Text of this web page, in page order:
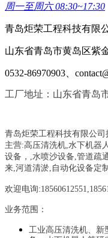
周一至周六 08:30~17:30
青岛炬荣工程科技有限
山东省青岛市黄岛区紫
0532-86970903、
工厂地址：山东省青岛
青岛炬荣工程科技有限公
主营:高压清洗机,水下机器
设备， ,水喷沙设备,管道疏
来,河道清淤,自动化设备定
欢迎电询
业务范围：
工业高压清洗机、新